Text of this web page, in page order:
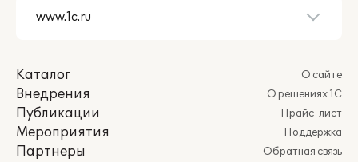
Каталог
Внедрения
Публикации
Мероприятия
Партнеры
О сайте
О решениях 1С
Прайс-лист
Поддержка
Обратная связь